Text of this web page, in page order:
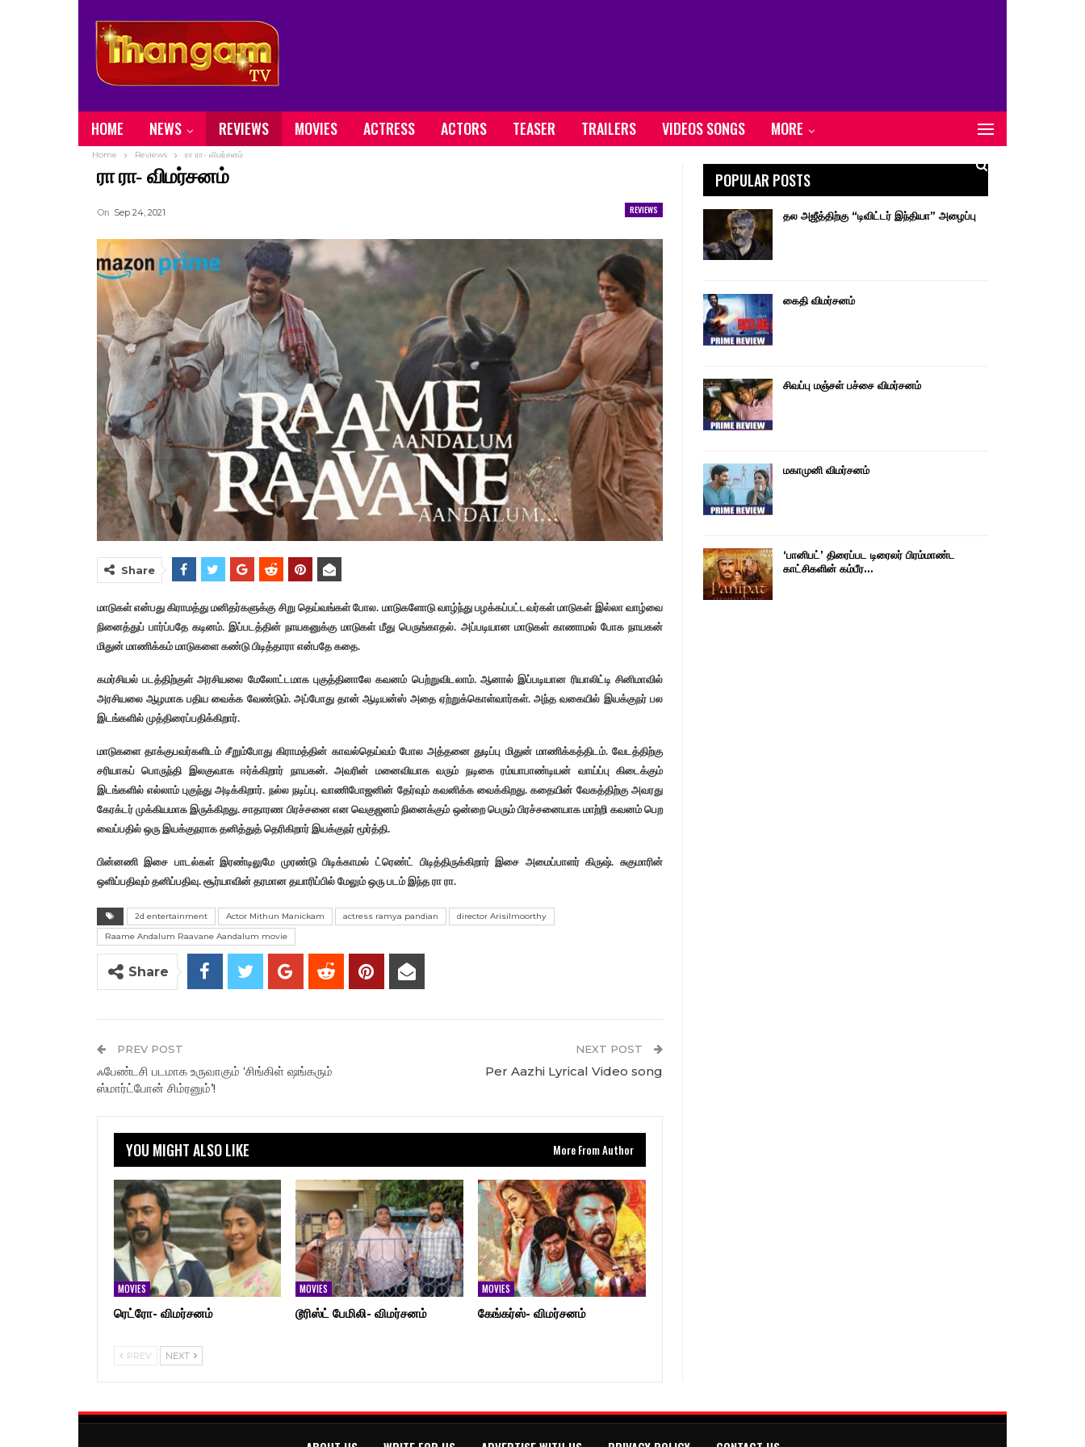
HOME NEWS REVIEWS MOVIES ACTRESS ACTORS TEASER TRAILERS VIDEOS SONGS MORE
Home Reviews ரா ரா- விமர்சனம்
ரா ரா- விமர்சனம்
REVIEWS
On Sep 24, 2021
Share
மாடுகள் என்பது கிராமத்து மனிதர்களுக்கு சிறு தெய்வங்கள் போல. மாடுகளோடு வாழ்ந்து பழக்கப்பட்டவர்கள் மாடுகள் இல்லா வாழ்வை
நினைத்துப் பார்ப்பதே கடினம். இப்படத்தின் நாயகனுக்கு மாடுகள் மீது பெருங்காதல். அப்படியான மாடுகள் காணாமல் போக நாயகன்
மிதுன் மாணிக்கம் மாடுகளை கண்டு பிடித்தாரா என்பதே கதை.
கமர்சியல் படத்திற்குள் அரசியலை மேலோட்டமாக புகுத்தினாலே கவனம் பெற்றுவிடலாம். ஆனால் இப்படியான ரியாலிட்டி சினிமாவில்
அரசியலை ஆழமாக பதிய வைக்க வேண்டும். அப்போது தான் ஆடியன்ஸ் அதை ஏற்றுக்கொள்வார்கள். அந்த வகையில் இயக்குநர் பல
இடங்களில் முத்திரைப்பதிக்கிறார்.
மாடுகளை தாக்குபவர்களிடம் சீறும்போது கிராமத்தின் காவல்தெய்வம் போல அத்தனை துடிப்பு மிதுன் மாணிக்கத்திடம். வேடத்திற்கு
சரியாகப் பொருந்தி இலகுவாக ஈர்க்கிறார் நாயகன். அவரின் மனைவியாக வரும் நடிகை ரம்யாபாண்டியன் வாய்ப்பு கிடைக்கும்
இடங்களில் எல்லாம் புகுந்து அடிக்கிறார். நல்ல நடிப்பு. வாணிபோஜனின் தேர்வும் கவனிக்க வைக்கிறது. கதையின் வேகத்திற்கு அவரது
கேரக்டர் முக்கியமாக இருக்கிறது. சாதாரண பிரச்சனை என வெகுஜனம் நினைக்கும் ஒன்றை பெரும் பிரச்சனையாக மாற்றி கவனம் பெற
வைப்பதில் ஒரு இயக்குநராக தனித்துத் தெரிகிறார் இயக்குநர் மூர்த்தி.
பின்னணி இசை பாடல்கள் இரண்டிலுமே முரண்டு பிடிக்காமல் ட்ரெண்ட் பிடித்திருக்கிறார் இசை அமைப்பாளர் கிருஷ். சுகுமாரின்
ஒளிப்பதிவும் தனிப்பதிவு. சூர்யாவின் தரமான தயாரிப்பில் மேலும் ஒரு படம் இந்த ரா ரா.
2d entertainment Actor Mithun Manickam actress ramya pandian
director Arisilmoorthy
Raame Andalum Raavane Aandalum movie
Share
PREV POST
ஃபேண்டசி படமாக உருவாகும் ‘சிங்கிள் ஷங்கரும்
ஸ்மார்ட்போன் சிம்ரனும்’!
NEXT POST
Per Aazhi Lyrical Video song
YOU MIGHT ALSO LIKE More From Author
MOVIES
ரெட்ரோ- விமர்சனம்
MOVIES
டூரிஸ்ட் பேமிலி- விமர்சனம்
MOVIES
கேங்கர்ஸ்- விமர்சனம்
PREV NEXT
POPULAR POSTS
தல அஜீத்திற்கு “டிவிட்டர் இந்தியா” அழைப்பு
கைதி விமர்சனம்
சிவப்பு மஞ்சள் பச்சை விமர்சனம்
மகாமுனி விமர்சனம்
‘பானிபட்’ திரைப்பட டிரைலர் பிரம்மாண்ட
காட்சிகளின் கம்பீர…